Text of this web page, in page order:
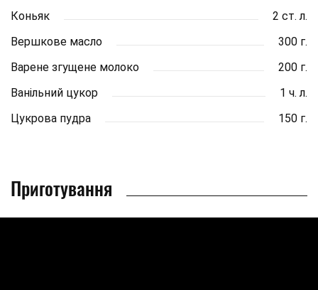
Коньяк
2 ст. л.
Вершкове масло
300 г.
Варене згущене молоко
200 г.
Ванільний цукор
1 ч. л.
Цукрова пудра
150 г.
Приготування